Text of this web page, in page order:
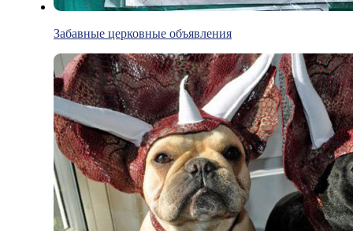
Забавные церковные объявления